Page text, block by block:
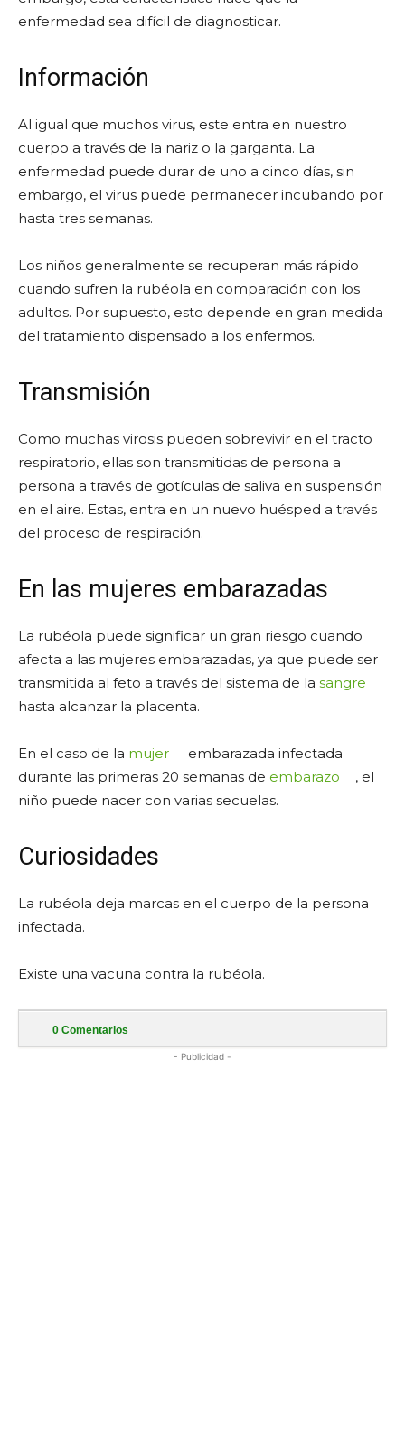
enfermedad sea difícil de diagnosticar.
Información
Al igual que muchos virus, este entra en nuestro
cuerpo a través de la nariz o la garganta. La
enfermedad puede durar de uno a cinco días, sin
embargo, el virus puede permanecer incubando por
hasta tres semanas.
Los niños generalmente se recuperan más rápido
cuando sufren la rubéola en comparación con los
adultos. Por supuesto, esto depende en gran medida
del tratamiento dispensado a los enfermos.
Transmisión
Como muchas virosis pueden sobrevivir en el tracto
respiratorio, ellas son transmitidas de persona a
persona a través de gotículas de saliva en suspensión
en el aire. Estas, entra en un nuevo huésped a través
del proceso de respiración.
En las mujeres embarazadas
La rubéola puede significar un gran riesgo cuando
afecta a las mujeres embarazadas, ya que puede ser
transmitida al feto a través del sistema de la sangre
hasta alcanzar la placenta.
En el caso de la mujer
embarazada infectada
durante las primeras 20 semanas de embarazo
, el
niño puede nacer con varias secuelas.
Curiosidades
La rubéola deja marcas en el cuerpo de la persona
infectada.
Existe una vacuna contra la rubéola.
0 Comentarios
- Publicidad -